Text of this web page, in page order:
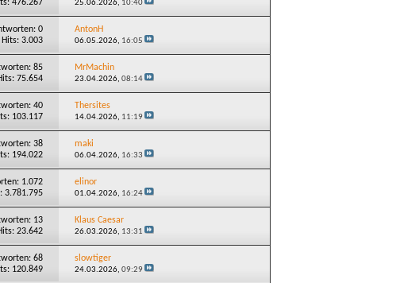
476.267
25.06.2026, 10:40
0
Hits: 3.003
AntonH
06.05.2026, 16:05
85
75.654
MrMachin
23.04.2026,08:14
40
103.117
Thersites
14.04.2026, 11:19
38
194.022
maki
06.04.2026, 16:33
1.072
3.781.795
elinor
01.04.2026, 16:24
13
23.642
Klaus Caesar
26.03.2026, 13:31
68
120.849
slowtiger
24.03.2026,09:29